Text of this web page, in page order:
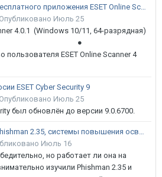
Новая версия бесплатного приложения ESET Online Scanner доступна пользователям
Опубликовано Июль 25
4.0.1 (Windows 10/11, 64-разрядная)
ESET Online Scanner 4
ESET Cyber Security 9
Опубликовано Июль 25
был обновлён до версии 9.0.6700.
Тестирование Phishman 2.35, системы повышения осведомлённости пользователей в сфере ИБ
Июль 16
но работает ли она на
изучили Phishman 2.35 и